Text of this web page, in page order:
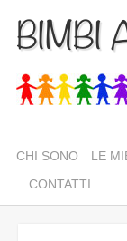
BIMBI
CHI SONO LE
CONTATTI